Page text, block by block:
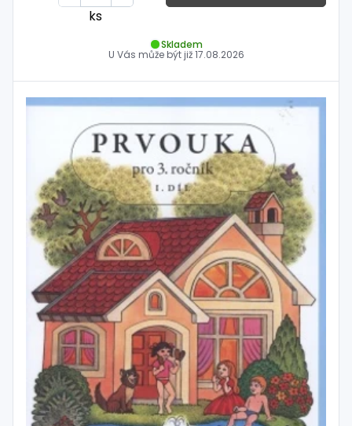
ks
Skladem
U Vás může být již17.08.2026